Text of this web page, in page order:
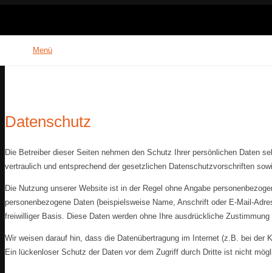
Menü
Datenschutz
Die Betreiber dieser Seiten nehmen den Schutz Ihrer persönlichen Daten
vertraulich und entsprechend der gesetzlichen Datenschutzvorschriften
Die Nutzung unserer Website ist in der Regel ohne Angabe
personenbezogene Daten (beispielsweise Name, Anschrift oder E-Mail-
freiwilliger Basis. Diese Daten werden ohne Ihre ausdrückliche
Wir weisen darauf hin, dass die Datenübertragung im Internet (z.B. bei
Ein lückenloser Schutz der Daten vor dem Zugriff durch Dritte ist nicht